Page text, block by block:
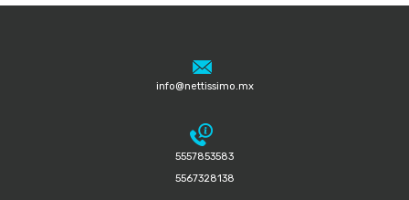
info@nettissimo.mx
5557853583
5567328138